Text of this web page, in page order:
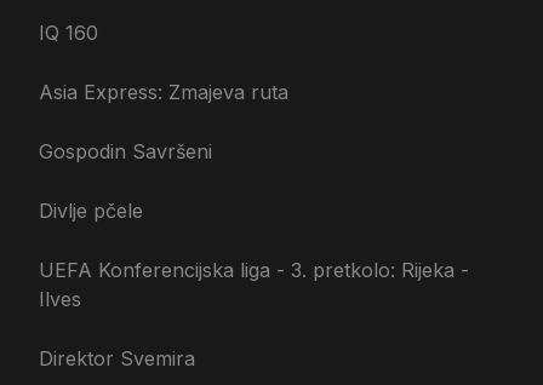
IQ 160
Asia Express: Zmajeva ruta
Gospodin Savršeni
Divlje pčele
UEFA Konferencijska liga - 3. pretkolo: Rijeka -
Ilves
Direktor Svemira